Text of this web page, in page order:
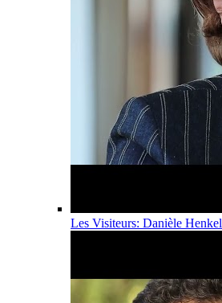
Les Visiteurs: Danièle Henkel